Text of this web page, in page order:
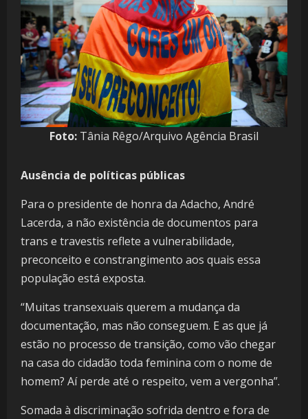
Foto: Tânia Rêgo/Arquivo Agência Brasil
Ausência de políticas públicas
Para o presidente de honra da Adacho, André
Lacerda, a não existência de documentos para
trans e travestis reflete a vulnerabilidade,
preconceito e constrangimento aos quais essa
população está exposta.
“Muitas transexuais querem a mudança da
documentação, mas não conseguem. E as que já
estão no processo de transição, como vão chegar
na casa do cidadão toda feminina com o nome de
homem? Aí perde até o respeito, vem a vergonha”.
Somada à discriminação sofrida dentro e fora de